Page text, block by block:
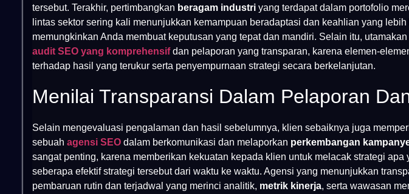
tersebut. Terakhir, pertimbangkan beragam industri yang terdapat dalam portofolio
lintas sektor sering kali menunjukkan kemampuan beradaptasi dan keahlian yang
memungkinkan Anda membuat keputusan yang tepat dan mandiri. Selain itu,
audit SEO yang komprehensifdan pelaporan yang transparan, karena elemen-
terhadap hasil yang terukur serta penyempurnaan strategi secara berkelanjutan.
Menilai Transparansi Dalam Pelaporan
Selain mengevaluasi pengalaman dan hasil sebelumnya, klien sebaiknya juga
sebuah agensi SEO dalam berkomunikasi dan melaporkan perkembangan
sangat penting, karena memberikan kekuatan kepada klien untuk melacak strategi apa
seberapa efektif strategi tersebut dari waktu ke waktu. Agensi yang menunjukkan
pembaruan rutin dan terjadwal yang merinci analitik, metrik kinerja, serta wawasan